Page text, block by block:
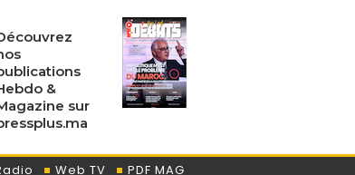
&
sur
Web TV
PDF MAG